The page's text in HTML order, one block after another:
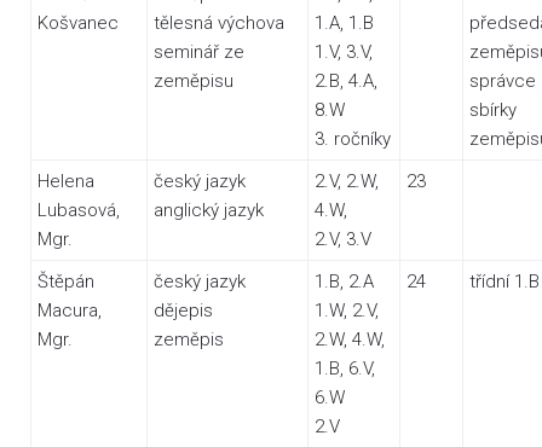
Košvanec
tělesná výchova
seminář ze
zeměpisu
1.A, 1.B
1.V, 3.V,
2.B, 4.A,
8.W
3. ročníky
správce
sbírky
Helena
Lubasová,
Mgr.
český jazyk
anglický jazyk
2.V, 2.W,
4.W,
2.V, 3.V
23
Štěpán
Macura,
Mgr.
český jazyk
dějepis
zeměpis
1.B, 2.A
1.W, 2.V,
2.W, 4.W,
1.B, 6.V,
6.W
2.V
24 třídní 1.B